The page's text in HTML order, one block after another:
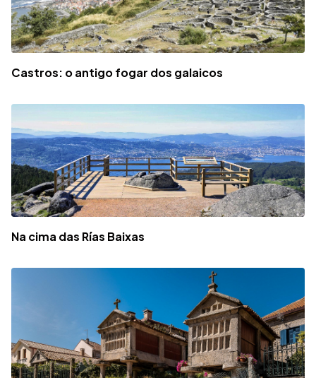
Castros: o antigo fogar dos galaicos
Na cima das Rías Baixas